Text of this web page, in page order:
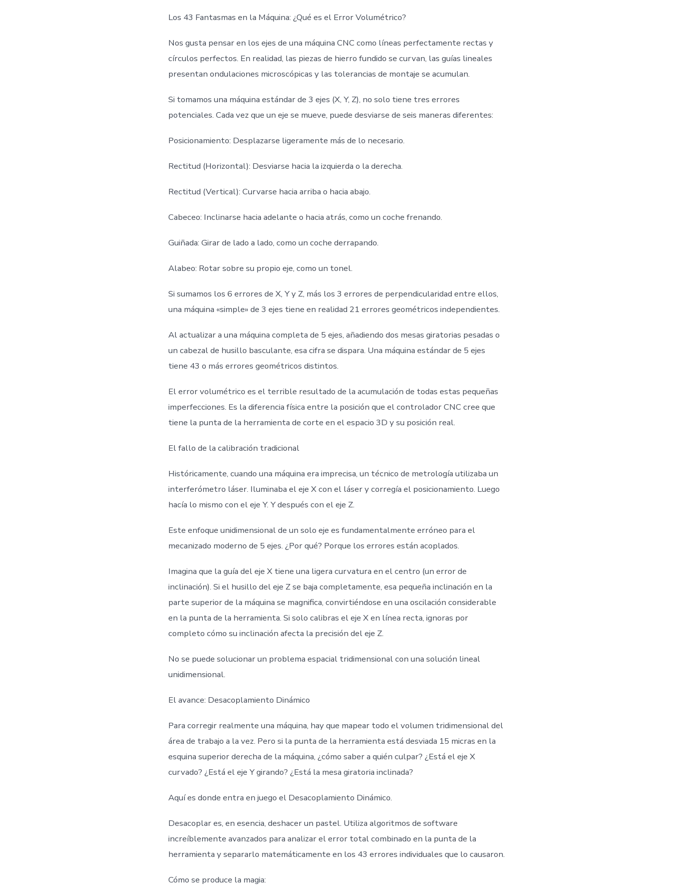
Los 43 Fantasmas en la Máquina: ¿Qué es el Error Volumétrico?
Nos gusta pensar en los ejes de una máquina CNC como líneas perfectamente rectas y
círculos perfectos. En realidad, las piezas de hierro fundido se curvan, las guías lineales
presentan ondulaciones microscópicas y las tolerancias de montaje se acumulan.
Si tomamos una máquina estándar de 3 ejes (X, Y, Z), no solo tiene tres errores
potenciales. Cada vez que un eje se mueve, puede desviarse de seis maneras diferentes:
Posicionamiento: Desplazarse ligeramente más de lo necesario.
Rectitud (Horizontal): Desviarse hacia la izquierda o la derecha.
Rectitud (Vertical): Curvarse hacia arriba o hacia abajo.
Cabeceo: Inclinarse hacia adelante o hacia atrás, como un coche frenando.
Guiñada: Girar de lado a lado, como un coche derrapando.
Alabeo: Rotar sobre su propio eje, como un tonel.
Si sumamos los 6 errores de X, Y y Z, más los 3 errores de perpendicularidad entre ellos,
una máquina «simple» de 3 ejes tiene en realidad 21 errores geométricos independientes.
Al actualizar a una máquina completa de 5 ejes, añadiendo dos mesas giratorias pesadas o
un cabezal de husillo basculante, esa cifra se dispara. Una máquina estándar de 5 ejes
tiene 43 o más errores geométricos distintos.
El error volumétrico es el terrible resultado de la acumulación de todas estas pequeñas
imperfecciones. Es la diferencia física entre la posición que el controlador CNC cree que
tiene la punta de la herramienta de corte en el espacio 3D y su posición real.
El fallo de la calibración tradicional
Históricamente, cuando una máquina era imprecisa, un técnico de metrología utilizaba un
interferómetro láser. Iluminaba el eje X con el láser y corregía el posicionamiento. Luego
hacía lo mismo con el eje Y. Y después con el eje Z.
Este enfoque unidimensional de un solo eje es fundamentalmente erróneo para el
mecanizado moderno de 5 ejes. ¿Por qué? Porque los errores están acoplados.
Imagina que la guía del eje X tiene una ligera curvatura en el centro (un error de
inclinación). Si el husillo del eje Z se baja completamente, esa pequeña inclinación en la
parte superior de la máquina se magnifica, convirtiéndose en una oscilación considerable
en la punta de la herramienta. Si solo calibras el eje X en línea recta, ignoras por
completo cómo su inclinación afecta la precisión del eje Z.
No se puede solucionar un problema espacial tridimensional con una solución lineal
unidimensional.
El avance: Desacoplamiento Dinámico
Para corregir realmente una máquina, hay que mapear todo el volumen tridimensional del
área de trabajo a la vez. Pero si la punta de la herramienta está desviada 15 micras en la
esquina superior derecha de la máquina, ¿cómo saber a quién culpar? ¿Está el eje X
curvado? ¿Está el eje Y girando? ¿Está la mesa giratoria inclinada?
Aquí es donde entra en juego el Desacoplamiento Dinámico.
Desacoplar es, en esencia, deshacer un pastel. Utiliza algoritmos de software
increíblemente avanzados para analizar el error total combinado en la punta de la
herramienta y separarlo matemáticamente en los 43 errores individuales que lo causaron.
Cómo se produce la magia: